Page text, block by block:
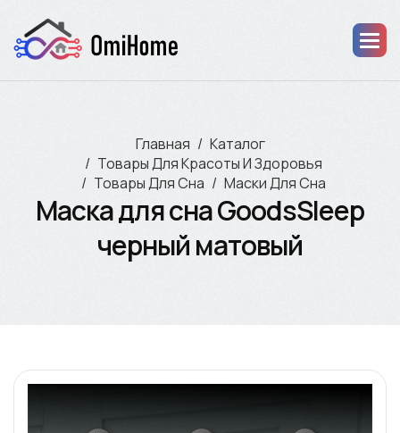
Главная
Каталог
Товары Для Красоты И Здоровья
Товары Для Сна
Маски Для Сна
Маска для сна GoodsSleep
черный матовый